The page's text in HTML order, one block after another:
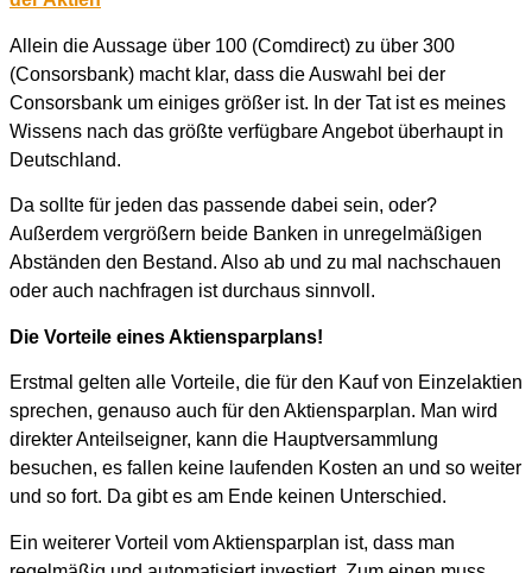
Allein die Aussage über 100 (Comdirect) zu über 300
(Consorsbank) macht klar, dass die Auswahl bei der
Consorsbank um einiges größer ist. In der Tat ist es meines
Wissens nach das größte verfügbare Angebot überhaupt in
Deutschland.
Da sollte für jeden das passende dabei sein, oder?
Außerdem vergrößern beide Banken in unregelmäßigen
Abständen den Bestand. Also ab und zu mal nachschauen
oder auch nachfragen ist durchaus sinnvoll.
Die Vorteile eines Aktiensparplans!
Erstmal gelten alle Vorteile, die für den Kauf von Einzelaktien
sprechen, genauso auch für den Aktiensparplan. Man wird
direkter Anteilseigner, kann die Hauptversammlung
besuchen, es fallen keine laufenden Kosten an und so weiter
und so fort. Da gibt es am Ende keinen Unterschied.
Ein weiterer Vorteil vom Aktiensparplan ist, dass man